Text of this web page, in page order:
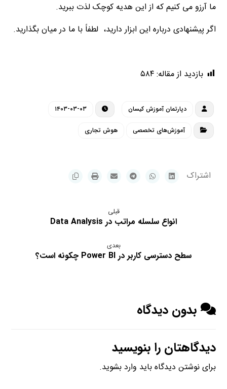
ما آرزو می کنیم که از این هدیه کوچک لذت ببرید.
اگر پیشنهادی درباره این ابزار دارید، لطفاً با ما در میان بگذارید.
بازدید از مقاله: ۵۸۴
دپارتمان آموزش کیسان ۱۴۰۳-۰۳-۰۳
آموزش‌های تخصصی هوش تجاری
قبلی
انواع سلسله مراتب در Data Analysis
بعدی
سطح دسترسی کاربر در Power BI چکونه است؟
بدون دیدگاه
دیدگاهتان را بنویسید
برای نوشتن دیدگاه باید وارد بشوید.